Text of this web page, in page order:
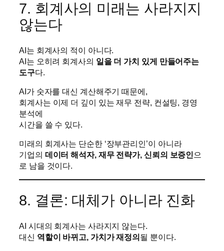
7. 회계사의 미래는 사라지지
않는다
AI는 회계사의 적이 아니다.
AI는 오히려 회계사의 일을 더 가치 있게 만들어주는
도구다.
AI가 숫자를 대신 계산해주기 때문에,
회계사는 이제 더 깊이 있는 재무 전략, 컨설팅, 경영
분석에
시간을 쓸 수 있다.
미래의 회계사는 단순한 ‘장부관리인’이 아니라
기업의 데이터 해석자, 재무 전략가, 신뢰의 보증인 으
로 남을 것이다.
8. 결론: 대체가 아니라 진화
AI 시대의 회계사는 사라지지 않는다.
대신 역할이 바뀌고, 가치가 재정의될 뿐이다.